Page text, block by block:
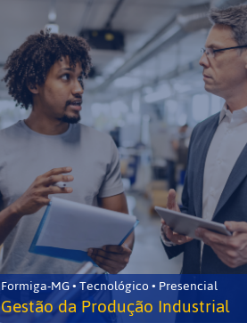
Formiga-MG • Tecnológico • Presencial
Gestão da Produção Industrial